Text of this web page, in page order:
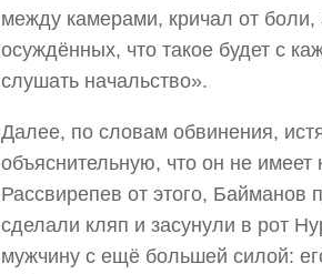
между камерами, кричал от
осуждённых, что такое будет с
слушать начальство».
Далее, по словам обвинения,
объяснительную, что он не имеет
Рассвирепев от этого, Байманов
сделали кляп и засунули в рот
мужчину с ещё большей силой: